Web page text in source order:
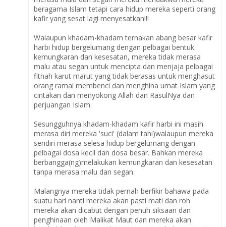
beragama Islam tetapi cara hidup mereka seperti orang
kafir yang sesat lagi menyesatkan!!!
Walaupun khadam-khadam ternakan abang besar kafir
harbi hidup bergelumang dengan pelbagai bentuk
kemungkaran dan kesesatan, mereka tidak merasa
malu atau segan untuk mencipta dan menjaja pelbagai
fitnah karut marut yang tidak berasas untuk menghasut
orang ramai membenci dan menghina umat Islam yang
cintakan dan menyokong Allah dan RasulNya dan
perjuangan Islam.
Sesungguhnya khadam-khadam kafir harbi ini masih
merasa diri mereka 'suci' (dalam tahi)walaupun mereka
sendiri merasa selesa hidup bergelumang dengan
pelbagai dosa kecil dan dosa besar. Bahkan mereka
berbangga(ng)melakukan kemungkaran dan kesesatan
tanpa merasa malu dan segan.
Malangnya mereka tidak pernah berfikir bahawa pada
suatu hari nanti mereka akan pasti mati dan roh
mereka akan dicabut dengan penuh siksaan dan
penghinaan oleh Malikat Maut dan mereka akan